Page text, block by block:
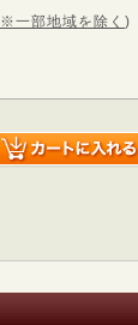
※一部地域を除く )